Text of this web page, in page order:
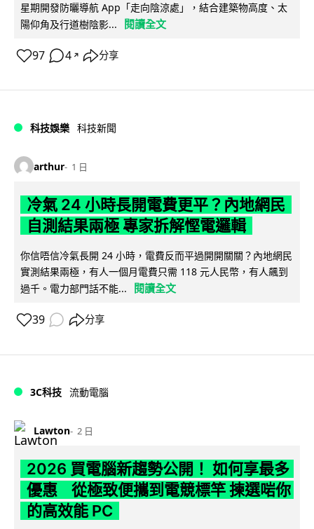
星期開發防曬導航 App「走向陰涼處」，結合建築物高度、太
陽仰角及行道樹陰影...
閱讀全文
97 4 ↗ 分享
科技娛樂 科技新聞
arthur 1 日
冷氣 24 小時長開電費更平？內地網民
自測結果兩極 專家拆解慳電邏輯
你信唔信冷氣長開 24 小時，電費反而平過開開關關？內地網民
實測結果兩極，有人一個月電費只需 118 元人民幣，有人飆到
過千。電力部門話不能...
閱讀全文
39 分享
3C科技 流動電腦
Lawton 2 日
2026 買電腦新趨勢公開！ 如何享最多
優惠 從極致便攜到電競標竿 揀選啱你
的高效能 PC